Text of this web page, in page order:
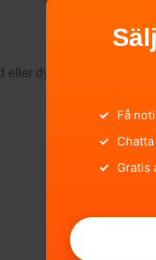
eller dylikt
✓ Få
✓
✓ Gratis